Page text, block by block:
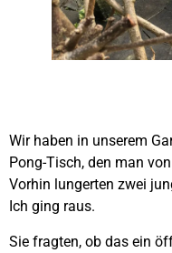
Wir haben in unserem
Pong-Tisch, den man
Vorhin lungerten zwei
Ich ging raus.
Sie fragten, ob das ein